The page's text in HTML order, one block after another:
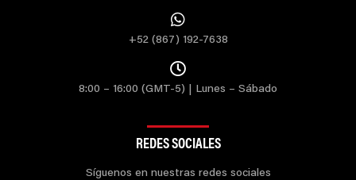
+52 (867) 192-7638
8:00 – 16:00 (GMT-5) | Lunes – Sábado
REDES SOCIALES
Síguenos en nuestras redes sociales